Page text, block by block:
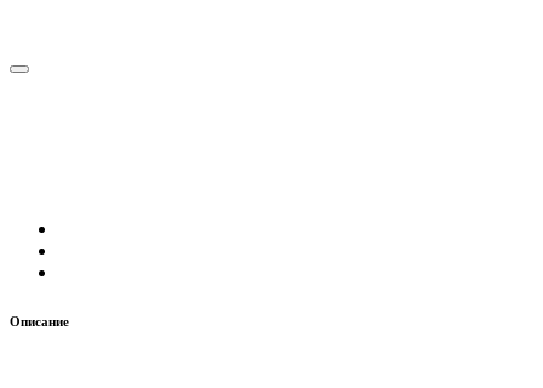
Описание